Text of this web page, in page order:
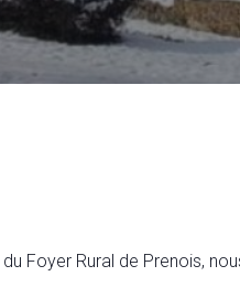
Rural de Prenois,